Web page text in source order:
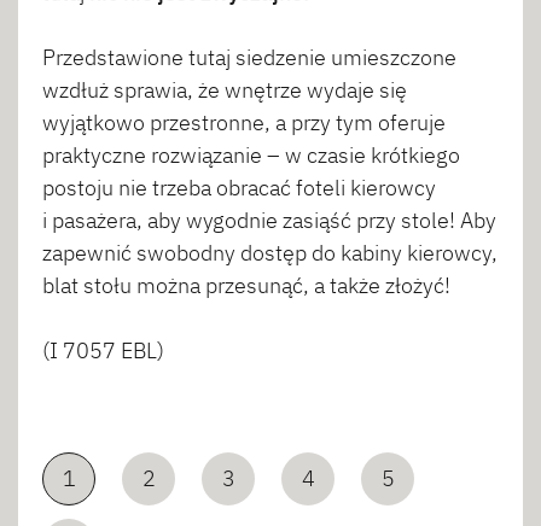
Przedstawione tutaj siedzenie umieszczone
wzdłuż sprawia, że wnętrze wydaje się
wyjątkowo przestronne, a przy tym oferuje
praktyczne rozwiązanie – w czasie krótkiego
postoju nie trzeba obracać foteli kierowcy
i pasażera, aby wygodnie zasiąść przy stole! Aby
zapewnić swobodny dostęp do kabiny kierowcy,
blat stołu można przesunąć, a także złożyć!
(I 7057 EBL)
1 2 3 4 5